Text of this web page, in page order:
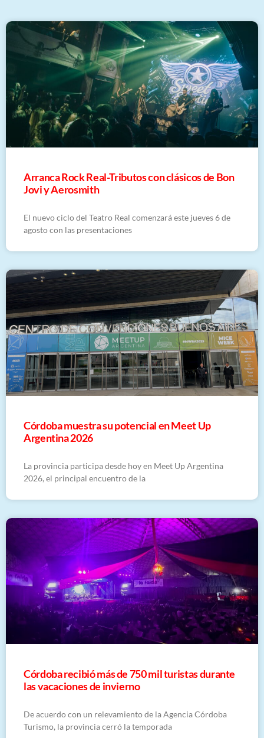
Arranca Rock Real-Tributos con clásicos de Bon
Jovi y Aerosmith
El nuevo ciclo del Teatro Real comenzará este jueves 6 de
agosto con las presentaciones
Córdoba muestra su potencial en Meet Up
Argentina 2026
La provincia participa desde hoy en Meet Up Argentina
2026, el principal encuentro de la
Córdoba recibió más de 750 mil turistas durante
las vacaciones de invierno
De acuerdo con un relevamiento de la Agencia Córdoba
Turismo, la provincia cerró la temporada